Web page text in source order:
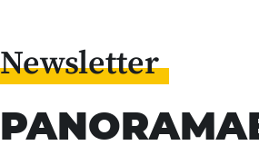
Newsletter